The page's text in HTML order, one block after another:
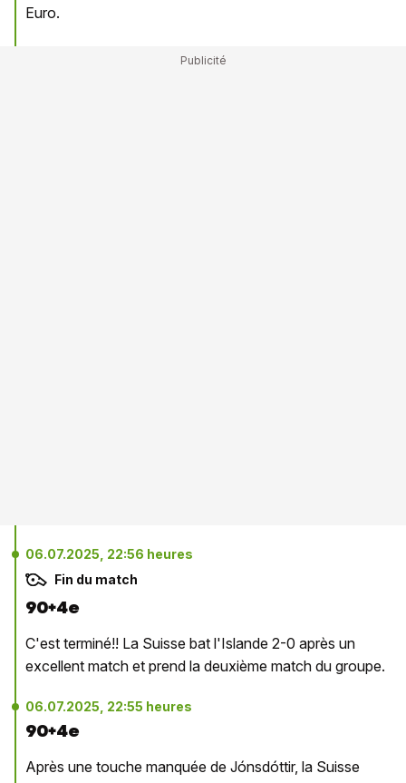
Euro.
06.07.2025, 22:56 heures
Fin du match
90+4e
C'est terminé!! La Suisse bat l'Islande 2-0 après un
excellent match et prend la deuxième match du groupe.
06.07.2025, 22:55 heures
90+4e
Après une touche manquée de Jónsdóttir, la Suisse